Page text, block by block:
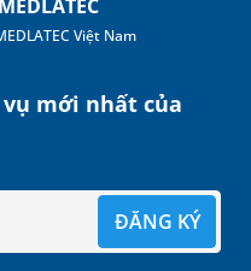
Việt Nam
mới nhất của
ĐĂNG KÝ